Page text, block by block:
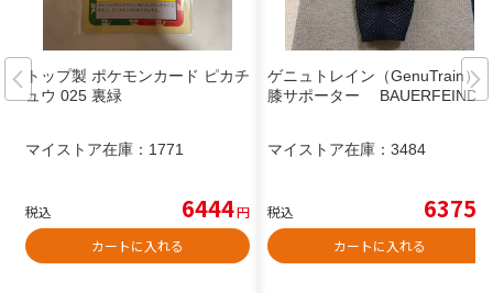
トップ製 ポケモンカード ピカチ
ュウ 025 裏緑
マイストア在庫： 1771
税込 6444円
カートに入れる
ゲニュトレイン（GenuTrain）
膝サポーター BAUERFEIND
マイストア在庫： 3484
税込 6375
カートに入れる